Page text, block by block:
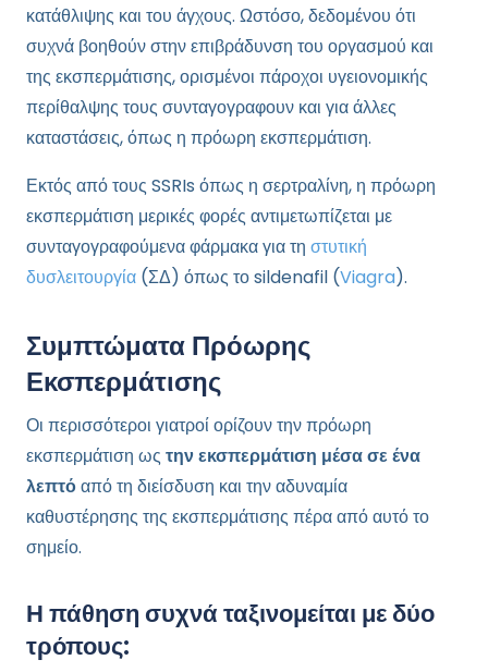
κατάθλιψης και του άγχους. Ωστόσο, δεδομένου ότι
συχνά βοηθούν στην επιβράδυνση του οργασμού και
της εκσπερμάτισης, ορισμένοι πάροχοι υγειονομικής
περίθαλψης τους συνταγογραφουν και για άλλες
καταστάσεις, όπως η πρόωρη εκσπερμάτιση.
Εκτός από τους SSRIs όπως η σερτραλίνη, η πρόωρη
εκσπερμάτιση μερικές φορές αντιμετωπίζεται με
συνταγογραφούμενα φάρμακα για τη στυτική
δυσλειτουργία (ΣΔ) όπως το sildenafil (Viagra).
Συμπτώματα Πρόωρης
Εκσπερμάτισης
Οι περισσότεροι γιατροί ορίζουν την πρόωρη
εκσπερμάτιση ως την εκσπερμάτιση μέσα σε ένα
λεπτόαπό τη διείσδυση και την αδυναμία
καθυστέρησης της εκσπερμάτισης πέρα ​​από αυτό το
σημείο.
Η πάθηση συχνά ταξινομείται με δύο
τρόπους: